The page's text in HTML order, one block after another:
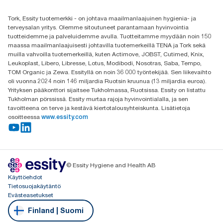
Oy Essity Finland Ab
Revontulenkuja 1
02100 Espoo
Tork, Essity tuotemerkki - on johtava maailmanlaajuinen hygienia- ja
terveysalan yritys. Olemme sitoutuneet parantamaan hyvinvointia
tuotteidemme ja palveluidemme avulla. Tuotteitamme myydään noin 150
maassa maailmanlaajuisesti johtavilla tuotemerkeillä TENA ja Tork sekä
muilla vahvoilla tuotemerkeillä, kuten Actimove, JOBST, Cutimed, Knix,
Leukoplast, Libero, Libresse, Lotus, Modibodi, Nosotras, Saba, Tempo,
TOM Organic ja Zewa. Essityllä on noin 36 000 työntekijää. Sen liikevaihto
oli vuonna 2024 noin 146 miljardia Ruotsin kruunua (13 miljardia euroa).
Yrityksen pääkonttori sijaitsee Tukholmassa, Ruotsissa. Essity on listattu
Tukholman pörssissä. Essity murtaa rajoja hyvinvointialalla, ja sen
tavoitteena on terve ja kestävä kiertotalousyhteiskunta. Lisätietoja
osoitteessa www.essity.com
© Essity Hygiene and Health AB
Käyttöehdot
Tietosuojakäytäntö
Evästeasetukset
Finland | Suomi